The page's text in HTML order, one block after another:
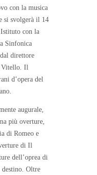
con la musica
si svolgerà il 14
con la
Sinfonica
direttore
Vitello. Il
d’opera del
augurale,
più overture,
di Romeo e
di Il
dell’oprea di
destino. Oltre